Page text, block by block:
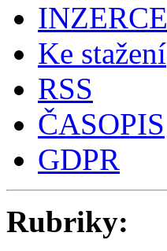
INZERCE
Ke stažení
RSS
ČASOPIS
GDPR
Rubriky: